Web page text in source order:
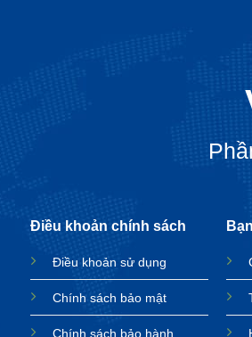
Điều khoản chính sách
Điều khoản sử dụng
Chính sách bảo mật
Chính sách bảo hành